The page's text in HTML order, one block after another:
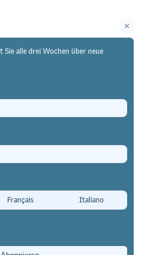
alle drei Wochen über neue
Français Italiano